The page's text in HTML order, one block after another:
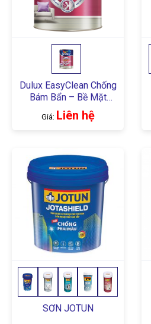
Dulux EasyClean Chống
Bám Bẩn – Bề Mặt
Bóng
Giá: Liên hệ
SƠN JOTUN